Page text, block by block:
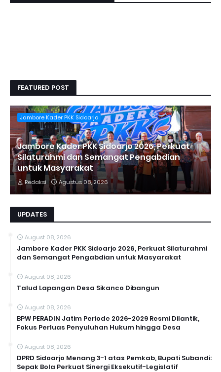
FEATURED POST
Jambore Kader PKK Sidoarjo
Jambore Kader PKK Sidoarjo 2026, Perkuat
Silaturahmi dan Semangat Pengabdian
untuk Masyarakat
Redaksi Agustus 08, 2026
UPDATES
August 08, 2026
Jambore Kader PKK Sidoarjo 2026, Perkuat Silaturahmi
dan Semangat Pengabdian untuk Masyarakat
August 08, 2026
Talud Lapangan Desa Sikanco Dibangun
August 08, 2026
BPW PERADIN Jatim Periode 2026-2029 Resmi Dilantik,
Fokus Perluas Penyuluhan Hukum hingga Desa
August 08, 2026
DPRD Sidoarjo Menang 3-1 atas Pemkab, Bupati Subandi:
Sepak Bola Perkuat Sinergi Eksekutif-Legislatif